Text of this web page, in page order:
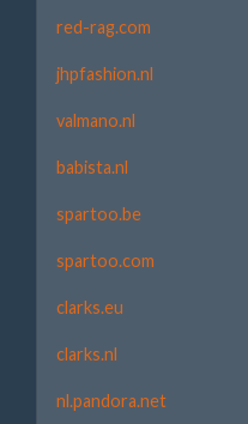
red-rag.com
jhpfashion.nl
valmano.nl
babista.nl
spartoo.be
spartoo.com
clarks.eu
clarks.nl
nl.pandora.net